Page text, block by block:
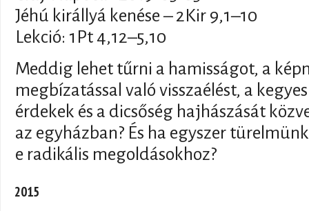
Jéhú királlyá kenése – 2Kir 9,1–10
Lekció: 1Pt 4,12–5,10
Meddig lehet tűrni a hamisságot, a
megbízatással való visszaélést, a
érdekek és a dicsőség hajhászását
az egyházban? És ha egyszer
e radikális megoldásokhoz?
2015